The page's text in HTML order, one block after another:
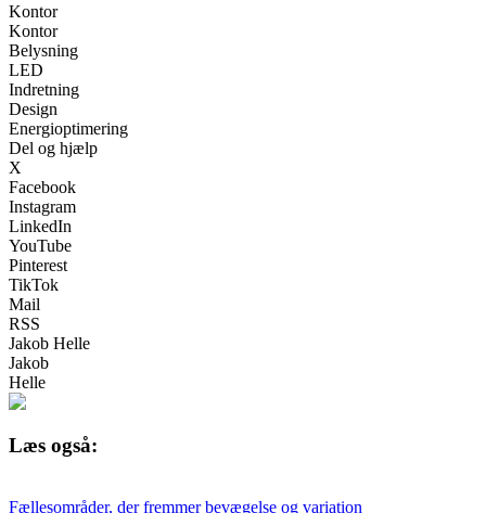
Kontor
Kontor
Belysning
LED
Indretning
Design
Energioptimering
Del og hjælp
X
Facebook
Instagram
LinkedIn
YouTube
Pinterest
TikTok
Mail
RSS
Jakob Helle
Jakob
Helle
Læs også:
Fællesområder, der fremmer bevægelse og variation